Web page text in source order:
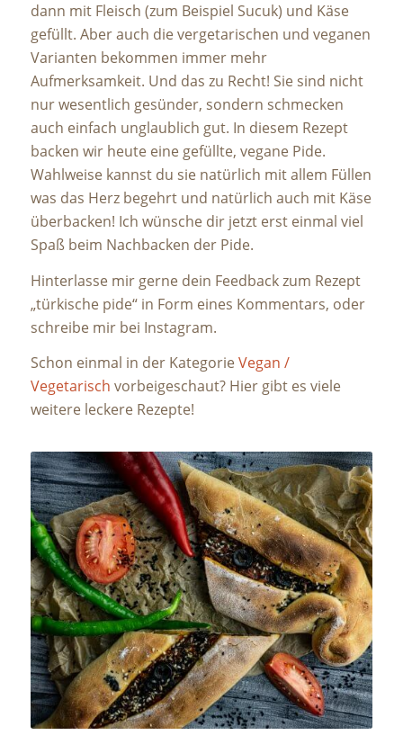
dann mit Fleisch (zum Beispiel Sucuk) und Käse
gefüllt. Aber auch die vergetarischen und veganen
Varianten bekommen immer mehr
Aufmerksamkeit. Und das zu Recht! Sie sind nicht
nur wesentlich gesünder, sondern schmecken
auch einfach unglaublich gut. In diesem Rezept
backen wir heute eine gefüllte, vegane Pide.
Wahlweise kannst du sie natürlich mit allem Füllen
was das Herz begehrt und natürlich auch mit Käse
überbacken! Ich wünsche dir jetzt erst einmal viel
Spaß beim Nachbacken der Pide.
Hinterlasse mir gerne dein Feedback zum Rezept
„türkische pide“ in Form eines Kommentars, oder
schreibe mir bei Instagram.
Schon einmal in der KategorieVegan /
Vegetarisch vorbeigeschaut? Hier gibt es viele
weitere leckere Rezepte!